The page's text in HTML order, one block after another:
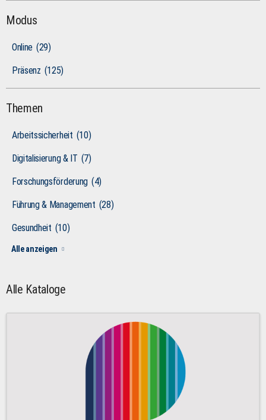
Modus
Online (29)
Präsenz (125)
Themen
Arbeitssicherheit (10)
Digitalisierung & IT (7)
Forschungsförderung (4)
Führung & Management (28)
Gesundheit (10)
Alle anzeigen
Alle Kataloge